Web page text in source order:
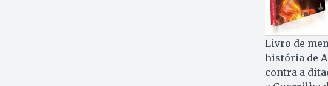
Livro de
história de
contra a